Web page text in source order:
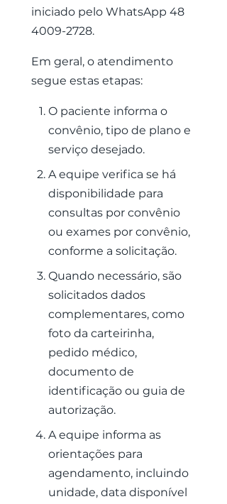
iniciado pelo WhatsApp 48
4009-2728.
Em geral, o atendimento
segue estas etapas:
O paciente informa o
convênio, tipo de plano e
serviço desejado.
A equipe verifica se há
disponibilidade para
consultas por convênio
ou exames por convênio,
conforme a solicitação.
Quando necessário, são
solicitados dados
complementares, como
foto da carteirinha,
pedido médico,
documento de
identificação ou guia de
autorização.
A equipe informa as
orientações para
agendamento, incluindo
unidade, data disponível